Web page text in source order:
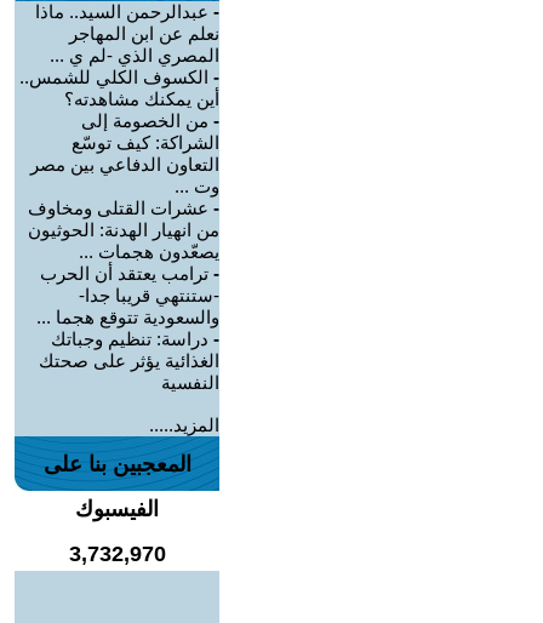
- عبدالرحمن السيد.. ماذا
نعلم عن ابن المهاجر
المصري الذي -لم ي ...
- الكسوف الكلي للشمس..
أين يمكنك مشاهدته؟
- من الخصومة إلى
الشراكة: كيف توسّع
التعاون الدفاعي بين مصر
وت ...
- عشرات القتلى ومخاوف
من انهيار الهدنة: الحوثيون
يصعّدون هجمات ...
- ترامب يعتقد أن الحرب
-ستنتهي قريبا جدا-
والسعودية تتوقع هجما ...
- دراسة: تنظيم وجباتك
الغذائية يؤثر على صحتك
النفسية
المزيد.....
المعجبين بنا على
الفيسبوك
3,732,970